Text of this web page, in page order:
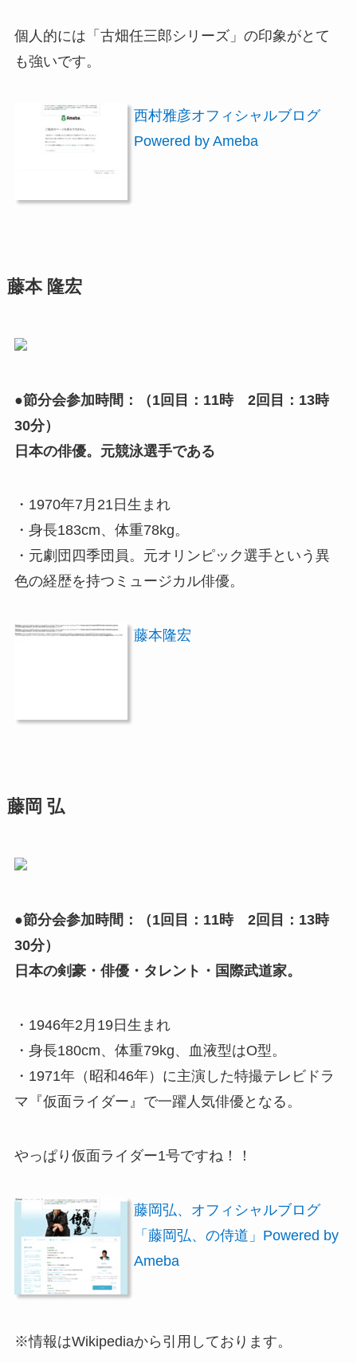
個人的には「古畑任三郎シリーズ」の印象がとて
も強いです。
西村雅彦オフィシャルブログ
Powered by Ameba
藤本 隆宏
●節分会参加時間：（1回目：11時 2回目：13時
30分）
日本の俳優。元競泳選手である
・1970年7月21日生まれ
・身長183cm、体重78kg。
・元劇団四季団員。元オリンピック選手という異
色の経歴を持つミュージカル俳優。
藤本隆宏
藤岡 弘
●節分会参加時間：（1回目：11時 2回目：13時
30分）
日本の剣豪・俳優・タレント・国際武道家。
・1946年2月19日生まれ
・身長180cm、体重79kg、血液型はO型。
・1971年（昭和46年）に主演した特撮テレビドラ
マ『仮面ライダー』で一躍人気俳優となる。
やっぱり仮面ライダー1号ですね！！
藤岡弘、オフィシャルブログ
「藤岡弘、の侍道」Powered by
Ameba
※情報はWikipediaから引用しております。